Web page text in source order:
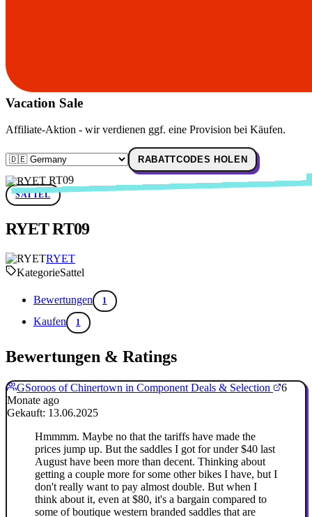
Vacation Sale
Affiliate-Aktion - wir verdienen ggf. eine Provision bei Käufen.
RABATTCODES HOLEN
SATTEL
RYET RT09
RYET
KategorieSattel
Bewertungen 1
Kaufen 1
Bewertungen & Ratings
GSoroos of Chinertown in Component Deals & Selection
6
Monate ago
Gekauft: 13.06.2025
Hmmmm. Maybe no that the tariffs have made the
prices jump up. But the saddles I got for under $40 last
August have been more than decent. Thinking about
getting a couple more for some other bikes I have, but I
don't really want to pay almost double. But when I
think about it, even at $80, it's a bargain compared to
some of boutique western branded saddles that are